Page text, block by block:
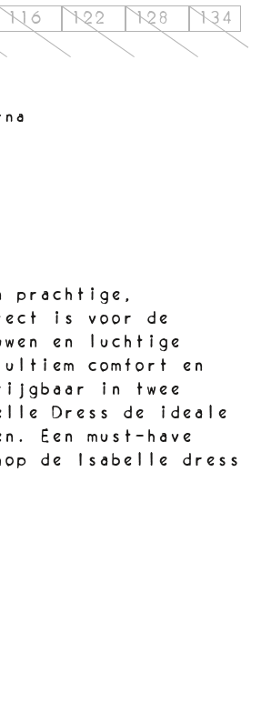
116 122 128
134
prachtige,
is voor de
en luchtige
comfort en
in twee
Dress de ideale
Een must-have
de Isabelle dress